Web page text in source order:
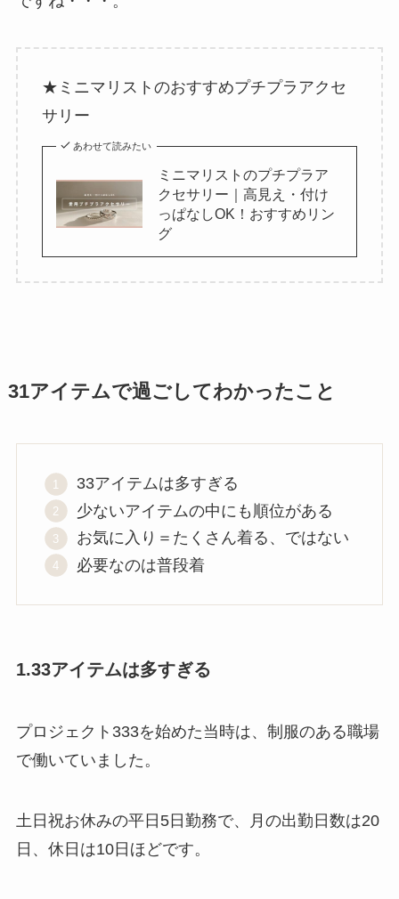
★ミニマリストのおすすめプチプラアクセ
サリー
あわせて読みたい
ミニマリストのプチプラア
クセサリー｜高見え・付け
っぱなしOK！おすすめリン
グ
31アイテムで過ごしてわかったこと
33アイテムは多すぎる
少ないアイテムの中にも順位がある
お気に入り＝たくさん着る、ではない
必要なのは普段着
1.33アイテムは多すぎる
プロジェクト333を始めた当時は、制服のある職場
で働いていました。
土日祝お休みの平日5日勤務で、月の出勤日数は20
日、休日は10日ほどです。